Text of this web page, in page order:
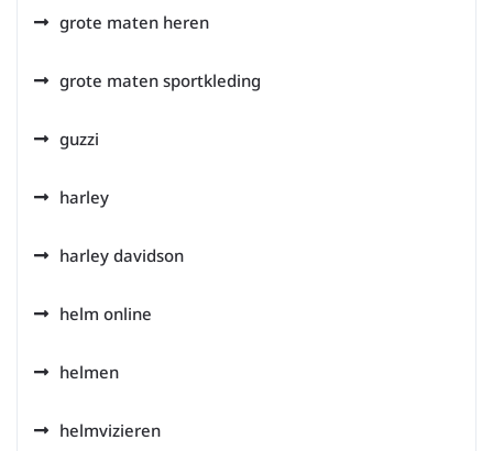
grote maten heren
grote maten sportkleding
guzzi
harley
harley davidson
helm online
helmen
helmvizieren